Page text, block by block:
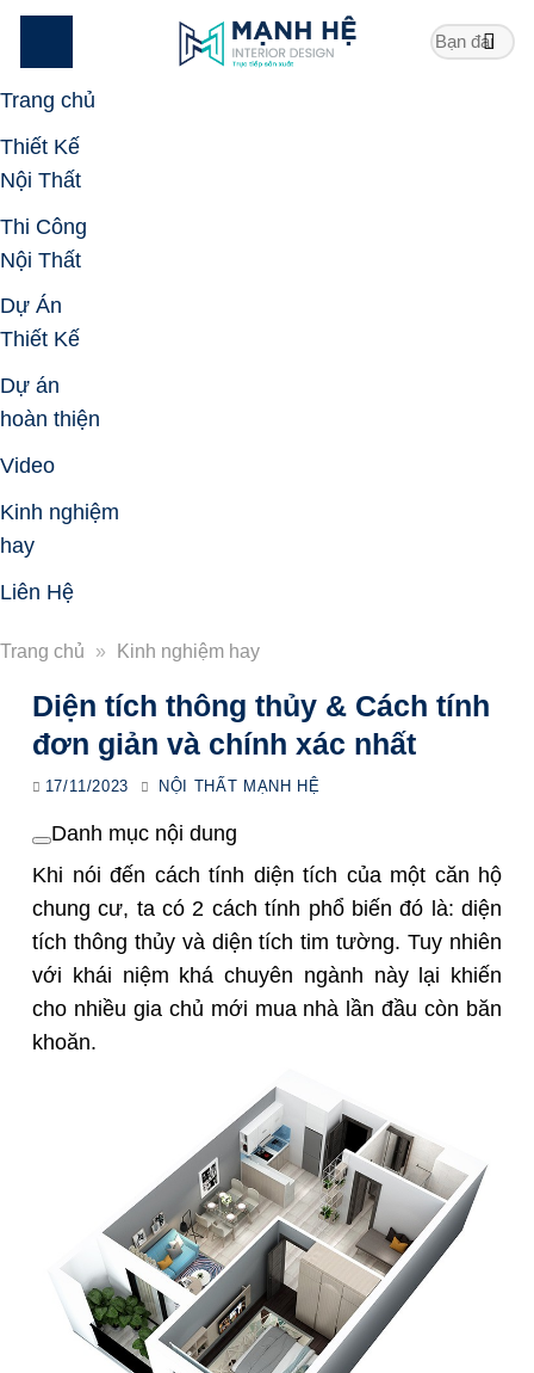
Skip
Trang chủ
Thiết Kế
Nội Thất
Thi Công
Nội Thất
Dự Án
Thiết Kế
Dự án
hoàn thiện
Video
Kinh nghiệm
hay
Liên Hệ
Trang chủ » Kinh nghiệm hay
Diện tích thông thủy & Cách tính
đơn giản và chính xác nhất
17/11/2023 NỘI THẤT MẠNH HỆ
Danh mục nội dung
Khi nói đến cách tính diện tích của một căn hộ
chung cư, ta có 2 cách tính phổ biến đó là: diện
tích thông thủy và diện tích tim tường. Tuy nhiên
với khái niệm khá chuyên ngành này lại khiến
cho nhiều gia chủ mới mua nhà lần đầu còn băn
khoăn.